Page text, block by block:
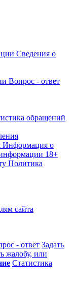
Сведения о
Вопрос - ответ
обращений
Информация о
18+
Политика
сайта
- ответ Задать
жалобу, или
Статистика